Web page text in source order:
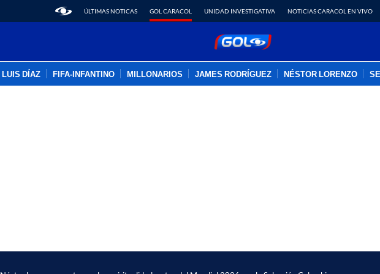
ÚLTIMAS NOTICAS GOL CARACOL UNIDAD INVESTIGATIVA NOTICIAS CARACOL EN VIVO
LUIS DÍAZ FIFA-INFANTINO MILLONARIOS JAMES RODRÍGUEZ NÉSTOR LORENZO